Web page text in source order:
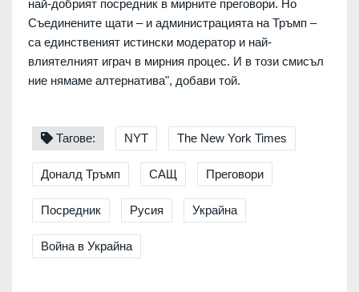
най-добрият посредник в мирните преговори. Но
Съединените щати – и администрацията на Тръмп –
са единственият истински модератор и най-
влиятелният играч в мирния процес. И в този смисъл
ние нямаме алтернатива", добави той.
Тагове: NYT The New York Times
Доналд Тръмп САЩ Преговори
Посредник Русия Украйна
Война в Украйна